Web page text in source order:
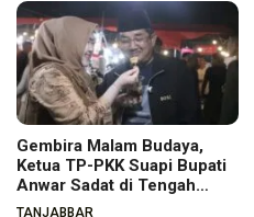
Gembira Malam Budaya,
Ketua TP-PKK Suapi Bupati
Anwar Sadat di Tengah
Warga
TANJABBAR